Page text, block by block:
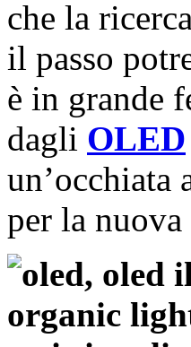
che la
il passo
è in grande
dagli OLED
un’occhiata
per la